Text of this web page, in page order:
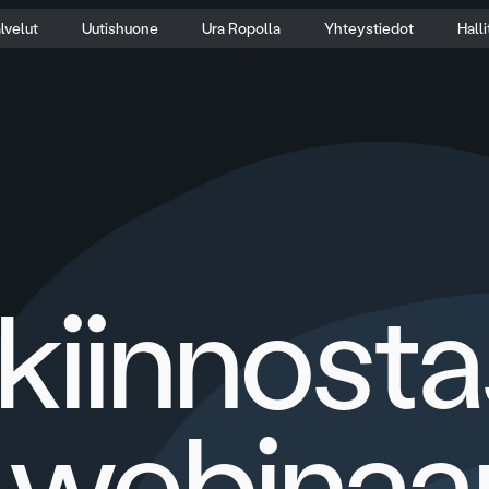
Uutishuone Ura Ropolla Yhteystiedot